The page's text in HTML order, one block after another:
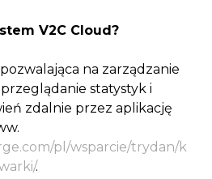
V2C Cloud?
na zarządzanie
statystyk i
zdalnie przez aplikację
pl/wsparcie/trydan/k
.